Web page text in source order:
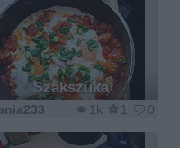
Szakszuka
1k 1 0